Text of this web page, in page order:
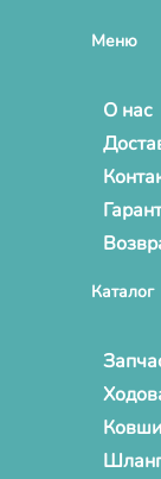
Меню
О нас
Каталог
Ковши